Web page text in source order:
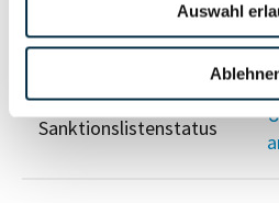
Auswahl
Risikoinformationen
PEP- und
Sanktionslistenstatus